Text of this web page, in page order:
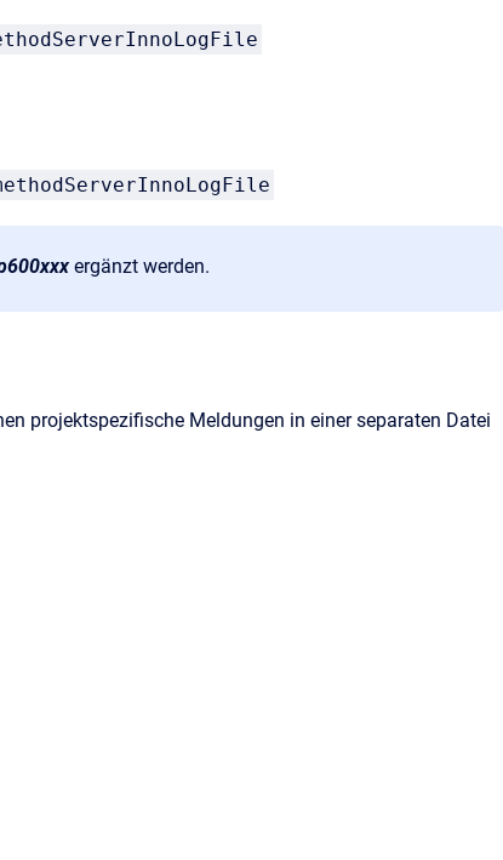
ergänzt werden.
projektspezifische Meldungen in einer separaten Datei